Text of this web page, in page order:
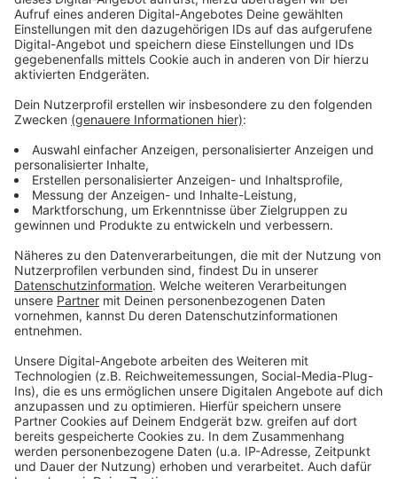
illegalen Drogenhandel beobachtet und bei einem
Verdächtigen neben den Drogen noch Bargeld und ein
Handy beschlagnahmt.
das Tempo von insgesamt 10.219 Fahrzeugen
gemessen worden. Es kam zu 86
Ordnungswidrigkeitenanzeigen und weiteren 534
Verwarngeldern.
Die schnellsten Raser: Auf der Jülicher Straße ist
jemand mit 110 km/h geblitzt worden, auf der
Roermonder Straße mit 83 km/h und auf der
Debyestraße mit 80 km/h - alles Tempo50-Zonen.
Anzeige
Anzeige